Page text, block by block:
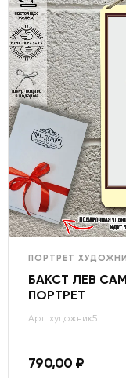
ПОРТРЕТ
БАКСТ ЛЕВ
ПОРТРЕТ
Арт: художник5
790,00 ₽